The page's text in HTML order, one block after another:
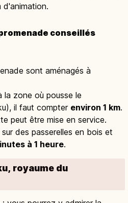
conseillés
sont aménagés à
la zone où pousse le
il faut compter environ 1 km.
peut être mise en service.
des passerelles en bois et
à 1 heure.
royaume du